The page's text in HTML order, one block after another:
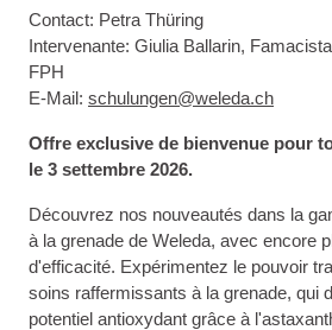
Contact: Petra Thüring
Intervenante: Giulia Ballarin,
FPH
E-Mail: schulungen@weleda.ch
Offre exclusive de bienvenue pour
le 3 settembre 2026.
Découvrez nos nouveautés dans la
à la grenade de Weleda, avec encore
d'efficacité. Expérimentez le pouvoir
soins raffermissants à la grenade, qui
potentiel antioxydant grâce à